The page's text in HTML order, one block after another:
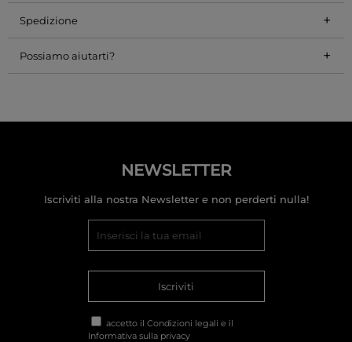
Spedizione +
Possiamo aiutarti? +
NEWSLETTER
Iscriviti alla nostra Newsletter e non perderti nulla!
Iscriviti
accetto il Condizioni legali e il
Informativa sulla privacy